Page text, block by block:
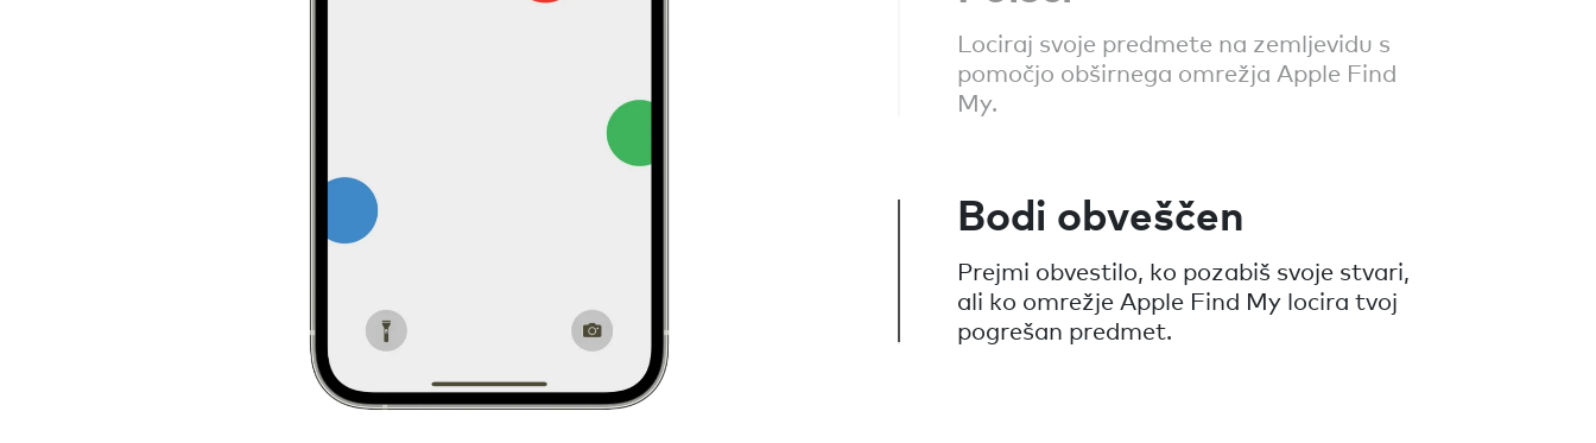
Lociraj svoje predmete na zemljevidu s
pomočjo obširnega omrežja Apple Find
My.
Bodi obveščen
Prejmi obvestilo, ko pozabiš svoje stvari,
ali ko omrežje Apple Find My locira tvoj
pogrešan predmet.